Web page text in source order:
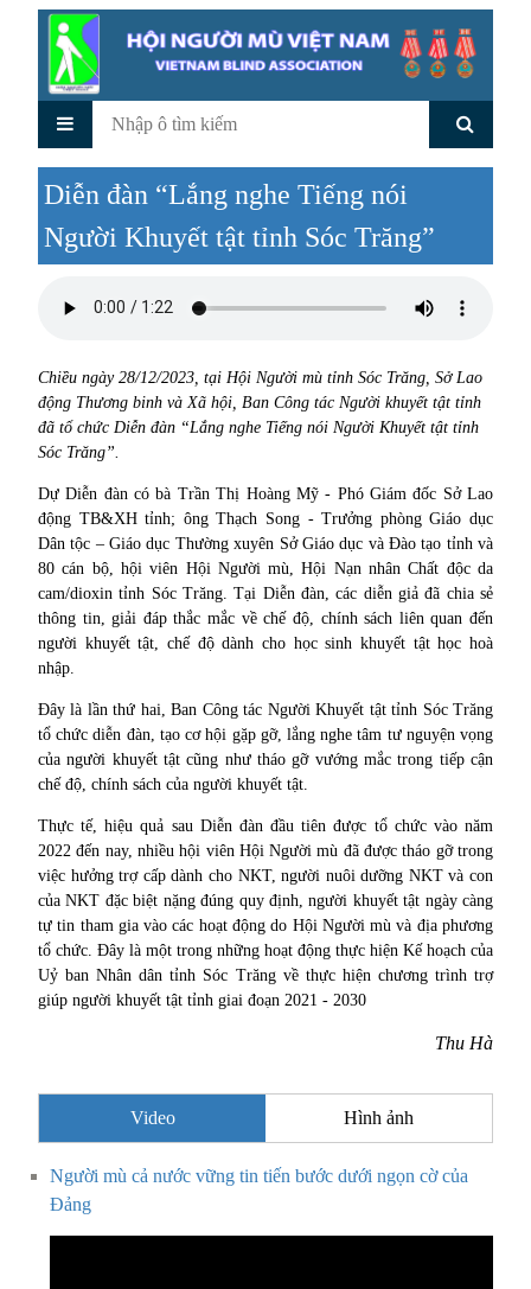
Diễn đàn “Lắng nghe Tiếng nói
Người Khuyết tật tỉnh Sóc Trăng”
Chiều ngày 28/12/2023, tại Hội Người mù tỉnh Sóc Trăng, Sở Lao
động Thương binh và Xã hội, Ban Công tác Người khuyết tật tỉnh
đã tổ chức Diễn đàn “Lắng nghe Tiếng nói Người Khuyết tật tỉnh
Sóc Trăng”.
Dự Diễn đàn có bà Trần Thị Hoàng Mỹ - Phó Giám đốc Sở Lao
động TB&XH tỉnh; ông Thạch Song - Trưởng phòng Giáo dục
Dân tộc – Giáo dục Thường xuyên Sở Giáo dục và Đào tạo tỉnh và
80 cán bộ, hội viên Hội Người mù, Hội Nạn nhân Chất độc da
cam/dioxin tỉnh Sóc Trăng. Tại Diễn đàn, các diễn giả đã chia sẻ
thông tin, giải đáp thắc mắc về chế độ, chính sách liên quan đến
người khuyết tật, chế độ dành cho học sinh khuyết tật học hoà
nhập.
Đây là lần thứ hai, Ban Công tác Người Khuyết tật tỉnh Sóc Trăng
tổ chức diễn đàn, tạo cơ hội gặp gỡ, lắng nghe tâm tư nguyện vọng
của người khuyết tật cũng như tháo gỡ vướng mắc trong tiếp cận
chế độ, chính sách của người khuyết tật.
Thực tế, hiệu quả sau Diễn đàn đầu tiên được tổ chức vào năm
2022 đến nay, nhiều hội viên Hội Người mù đã được tháo gỡ trong
việc hưởng trợ cấp dành cho NKT, người nuôi dưỡng NKT và con
của NKT đặc biệt nặng đúng quy định, người khuyết tật ngày càng
tự tin tham gia vào các hoạt động do Hội Người mù và địa phương
tổ chức. Đây là một trong những hoạt động thực hiện Kế hoạch của
Uỷ ban Nhân dân tỉnh Sóc Trăng về thực hiện chương trình trợ
giúp người khuyết tật tỉnh giai đoạn 2021 - 2030
Thu Hà
Video Hình ảnh
Người mù cả nước vững tin tiến bước dưới ngọn cờ của
Đảng